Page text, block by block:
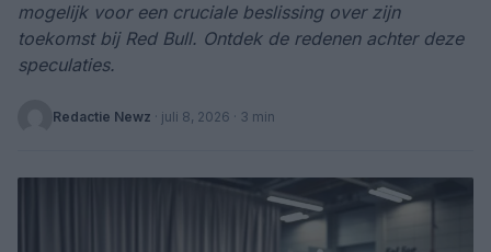
mogelijk voor een cruciale beslissing over zijn
toekomst bij Red Bull. Ontdek de redenen achter deze
speculaties.
Redactie Newz · juli 8, 2026 · 3 min